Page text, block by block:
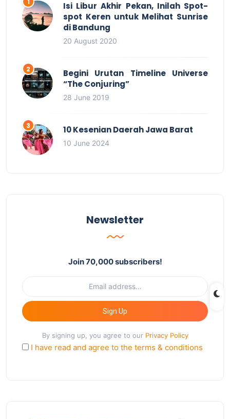
Isi Libur Akhir Pekan, Inilah Spot-
spot Keren untuk Melihat Sunrise
di Bandung
20 August 2020
Begini Urutan Timeline Universe
“The Conjuring”
28 June 2019
10 Kesenian Daerah Jawa Barat
10 June 2024
Newsletter
Join 70,000 subscribers!
Sign Up
By signing up, you agree to our Privacy Policy
I have read and agree to the terms & conditions